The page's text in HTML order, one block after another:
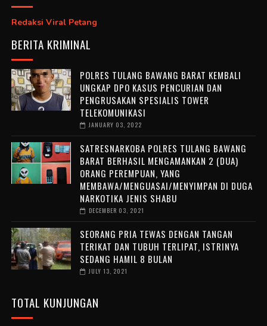
Redaksi Viral Petang
BERITA KRIMINAL
POLRES TULANG BAWANG BARAT KEMBALI
UNGKAP DPO KASUS PENCURIAN DAN
PENGRUSAKAN SPESIALIS TOWER
TELEKOMUNIKASI
JANUARY 03, 2022
SATRESNARKOBA POLRES TULANG BAWANG
BARAT BERHASIL MENGAMANKAN 2 (DUA)
ORANG PEREMPUAN, YANG
MEMBAWA/MENGUASAI/MENYIMPAN DI DUGA
NARKOTIKA JENIS SHABU
DECEMBER 03, 2021
SEORANG PRIA TEWAS DENGAN TANGAN
TERIKAT DAN TUBUH TERLIPAT, ISTRINYA
SEDANG HAMIL 8 BULAN
JULY 13, 2021
TOTAL KUNJUNGAN